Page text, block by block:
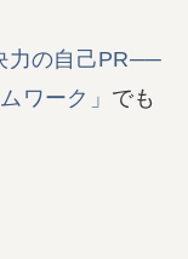
力の自己PR──
ワーク」 でも